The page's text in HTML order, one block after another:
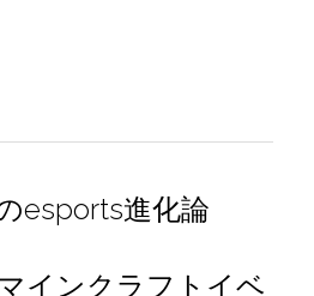
esports進化論
インクラフトイベ